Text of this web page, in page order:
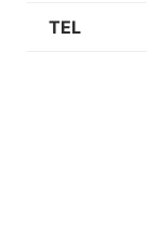
TEL